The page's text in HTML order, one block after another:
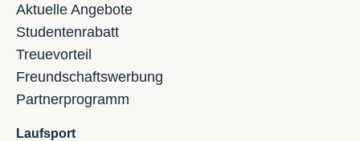
Aktuelle Angebote
Studentenrabatt
Treuevorteil
Freundschaftswerbung
Partnerprogramm
Laufsport